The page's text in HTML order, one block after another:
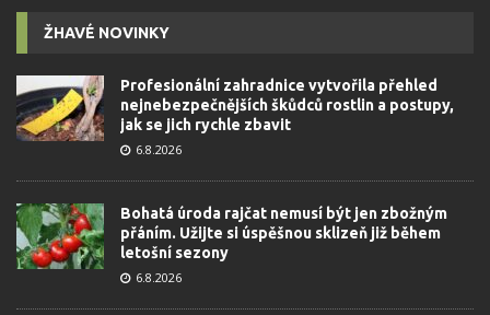
ŽHAVÉ NOVINKY
Profesionální zahradnice vytvořila přehled
nejnebezpečnějších škůdců rostlin a postupy,
jak se jich rychle zbavit
6.8.2026
Bohatá úroda rajčat nemusí být jen zbožným
přáním. Užijte si úspěšnou sklizeň již během
letošní sezony
6.8.2026